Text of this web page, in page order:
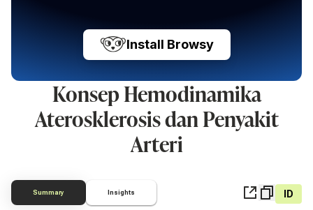
Install Browsy
Konsep Hemodinamika
Aterosklerosis dan Penyakit
Arteri
Summary Insights ID